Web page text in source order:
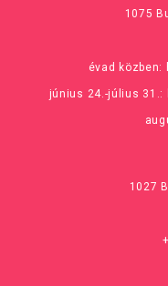
1075
évad közben:
június 24.-július 31.:
1027